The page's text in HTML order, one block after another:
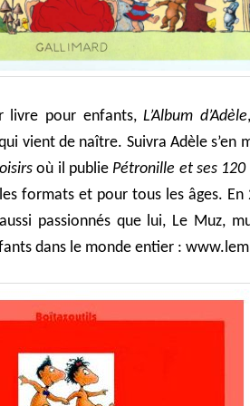
livre pour enfants,L’Album d’Adèle
vient de naître. Suivra Adèle s’en
où il publiePétronille et ses 120
formats et pour tous les âges. En
passionnés que lui, Le Muz,
dans le monde entier :